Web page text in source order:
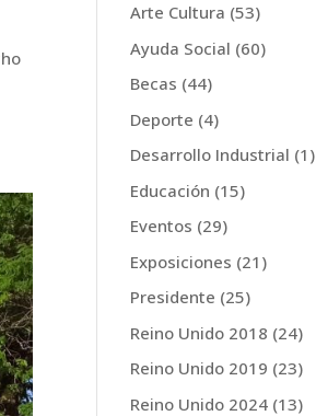
Arte Cultura (53)
Ayuda Social (60)
Becas (44)
Deporte (4)
Desarrollo Industrial (1)
Educación (15)
Eventos (29)
Exposiciones (21)
Presidente (25)
Reino Unido 2018 (24)
Reino Unido 2019 (23)
Reino Unido 2024 (13)